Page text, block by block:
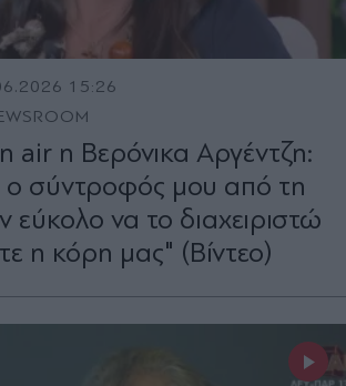
15:26
air η Βερόνικα Αργέντζη:
σύντροφός μου από τη
εύκολο να το διαχειριστώ
η κόρη μας" (Βίντεο)